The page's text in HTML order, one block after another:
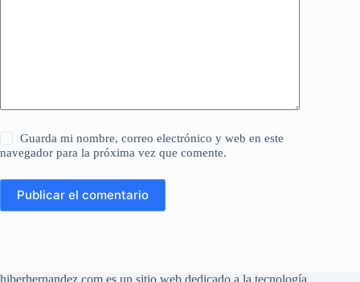
Guarda mi nombre, correo electrónico y web en este
navegador para la próxima vez que comente.
Publicar el comentario
hiberhernandez.com es un sitio web dedicado a la tecnología,